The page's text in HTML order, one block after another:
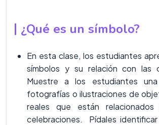
¿Qué es un símbolo?
En esta clase, los estudiantes
símbolos y su relación con las
Muestre a los estudiantes
fotografías o ilustraciones de
reales que están relacionados
celebraciones. Pídales